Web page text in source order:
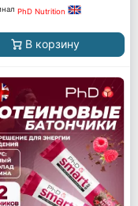
PhD Nutrition
В корзину